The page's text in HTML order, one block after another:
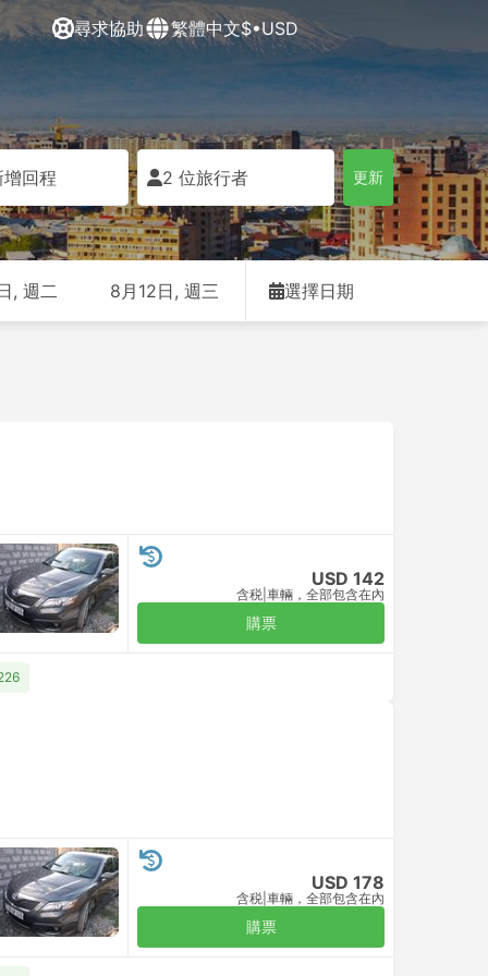
尋求協助 繁體中文$•USD
回程 2 位旅行者 更新
, 週二 8月12日, 週三 選擇日期
USD 142
含税 車輛，全部包含在內
購票
USD 178
含税 車輛，全部包含在內
購票